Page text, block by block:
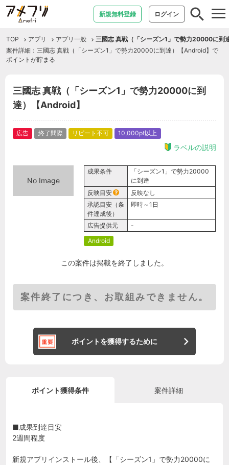
新規無料登録 ログイン
TOP アプリ アプリ一般
三國志 真戦（「シーズン1」で勢力20000に到
案件詳細：三國志 真戦（「シーズン1」で勢力20000に到達）【Android】で
ポイントが貯まる
三國志 真戦（「シーズン1」で勢力20000に到
達）【Android】
広告 終了間際 リピート不可 10,000pt以上
ラベルの説明
No Image
成果条件
「シーズン1」で勢力20000
に到達
反映目安
反映なし
承認目安（条
件達成後）
即時～1日
広告提供元
-
Android
この案件は掲載を終了しました。
案件終了につき、お取組みできません。
ポイントを獲得するために
ポイント獲得条件 案件詳細
■成果到達目安
2週間程度
新規アプリインストール後、【「シーズン1」で勢力20000に